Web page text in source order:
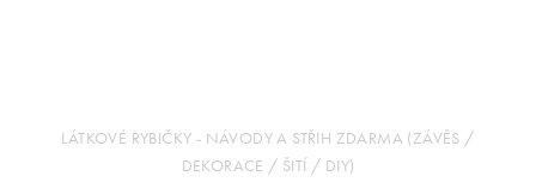
LÁTKOVÉ RYBIČKY - NÁVODY A STŘIH ZDARMA (ZÁVĚS /
DEKORACE / ŠITÍ / DIY)